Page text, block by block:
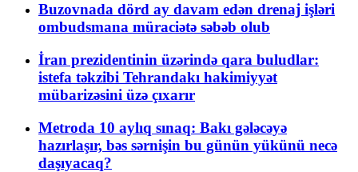
Buzovnada dörd ay davam edən drenaj işləri
ombudsmana müraciətə səbəb olub
İran prezidentinin üzərində qara buludlar:
istefa təkzibi Tehrandakı hakimiyyət
mübarizəsini üzə çıxarır
Metroda 10 aylıq sınaq: Bakı gələcəyə
hazırlaşır, bəs sərnişin bu günün yükünü necə
daşıyacaq?